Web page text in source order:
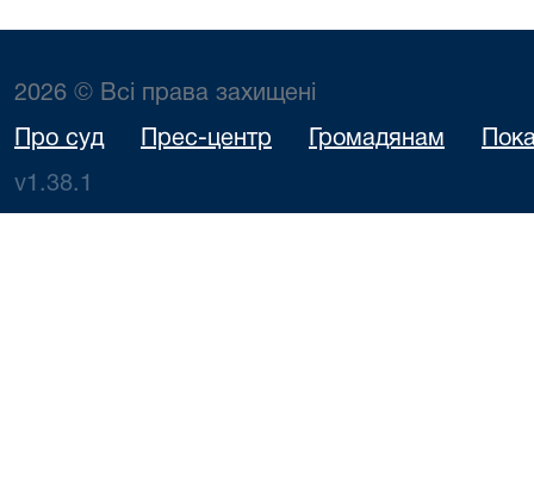
2026 © Всі права захищені
Про суд Прес-центр Громадянам
v1.38.1